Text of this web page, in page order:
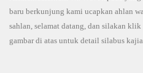
baru berkunjung kami ucapkan ahlan wa
sahlan, selamat datang, dan silakan klik
gambar di atas untuk detail silabus